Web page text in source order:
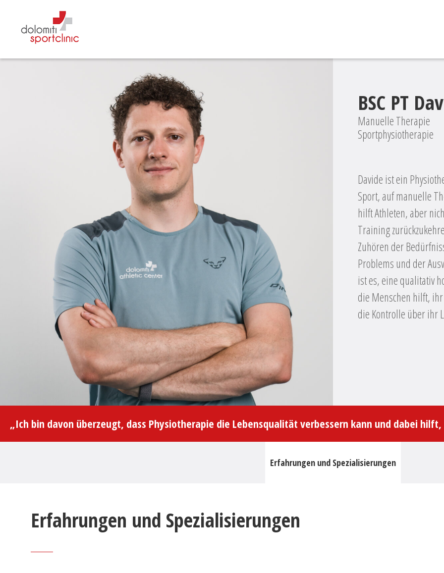
BSC PT
Manuelle Therapie
Sportphysiotherapie
Davide ist ein
Sport, auf manuelle
hilft Athleten, aber
Training
Zuhören der
Problems und der
ist es, eine qualitativ
die Menschen hilft,
die Kontrolle über ihr
„Ich bin davon überzeugt, dass Physiotherapie die Lebensqualität verbessern kann und dabei
Erfahrungen und Spezialisierungen
Erfahrungen und Spezialisierungen